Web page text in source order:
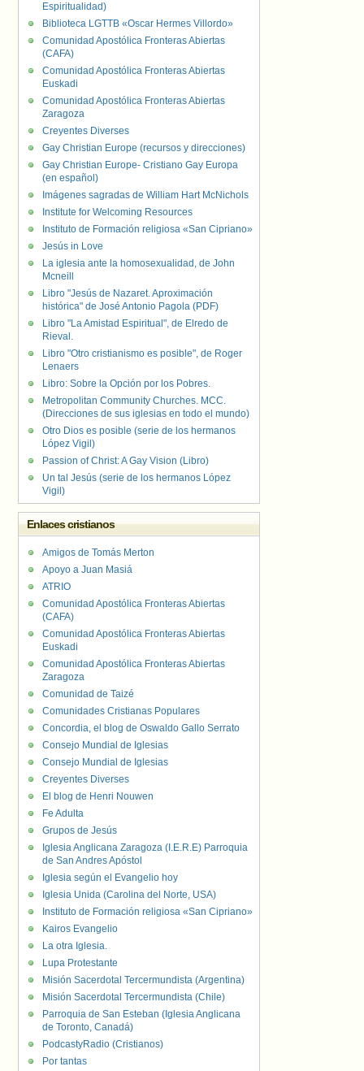
Espiritualidad)
Biblioteca LGTTB «Oscar Hermes Villordo»
Comunidad Apostólica Fronteras Abiertas
(CAFA)
Comunidad Apostólica Fronteras Abiertas
Euskadi
Comunidad Apostólica Fronteras Abiertas
Zaragoza
Creyentes Diverses
Gay Christian Europe (recursos y direcciones)
Gay Christian Europe- Cristiano Gay Europa
(en español)
Imágenes sagradas de William Hart McNichols
Institute for Welcoming Resources
Instituto de Formación religiosa «San Cipriano»
Jesús in Love
La iglesia ante la homosexualidad, de John
Mcneill
Libro "Jesús de Nazaret. Aproximación
histórica" de José Antonio Pagola (PDF)
Libro "La Amistad Espiritual", de Elredo de
Rieval.
Libro "Otro cristianismo es posible", de Roger
Lenaers
Libro: Sobre la Opción por los Pobres.
Metropolitan Community Churches. MCC.
(Direcciones de sus iglesias en todo el mundo)
Otro Dios es posible (serie de los hermanos
López Vigil)
Passion of Christ: A Gay Vision (Libro)
Un tal Jesús (serie de los hermanos López
Vigil)
Enlaces cristianos
Amigos de Tomás Merton
Apoyo a Juan Masiá
ATRIO
Comunidad Apostólica Fronteras Abiertas
(CAFA)
Comunidad Apostólica Fronteras Abiertas
Euskadi
Comunidad Apostólica Fronteras Abiertas
Zaragoza
Comunidad de Taizé
Comunidades Cristianas Populares
Concordia, el blog de Oswaldo Gallo Serrato
Consejo Mundial de Iglesias
Consejo Mundial de Iglesias
Creyentes Diverses
El blog de Henri Nouwen
Fe Adulta
Grupos de Jesús
Iglesia Anglicana Zaragoza (I.E.R.E) Parroquia
de San Andres Apóstol
Iglesia según el Evangelio hoy
Iglesia Unida (Carolina del Norte, USA)
Instituto de Formación religiosa «San Cipriano»
Kairos Evangelio
La otra Iglesia.
Lupa Protestante
Misión Sacerdotal Tercermundista (Argentina)
Misión Sacerdotal Tercermundista (Chile)
Parroquia de San Esteban (Iglesia Anglicana
de Toronto, Canadá)
PodcastyRadio (Cristianos)
Por tantas